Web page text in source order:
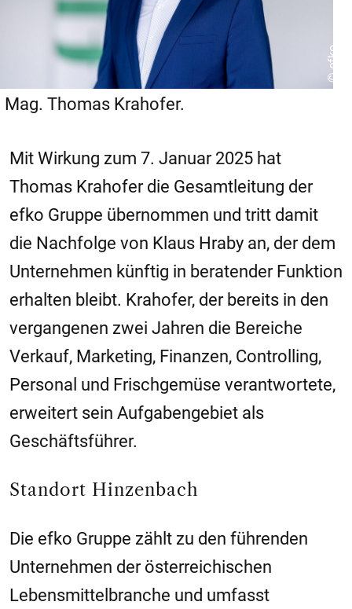
© efko
Mag. Thomas Krahofer.
Mit Wirkung zum 7. Januar 2025 hat
Thomas Krahofer die Gesamtleitung der
efko Gruppe übernommen und tritt damit
die Nachfolge von Klaus Hraby an, der dem
Unternehmen künftig in beratender Funktion
erhalten bleibt. Krahofer, der bereits in den
vergangenen zwei Jahren die Bereiche
Verkauf, Marketing, Finanzen, Controlling,
Personal und Frischgemüse verantwortete,
erweitert sein Aufgabengebiet als
Geschäftsführer.
Standort Hinzenbach
Die efko Gruppe zählt zu den führenden
Unternehmen der österreichischen
Lebensmittelbranche und umfasst